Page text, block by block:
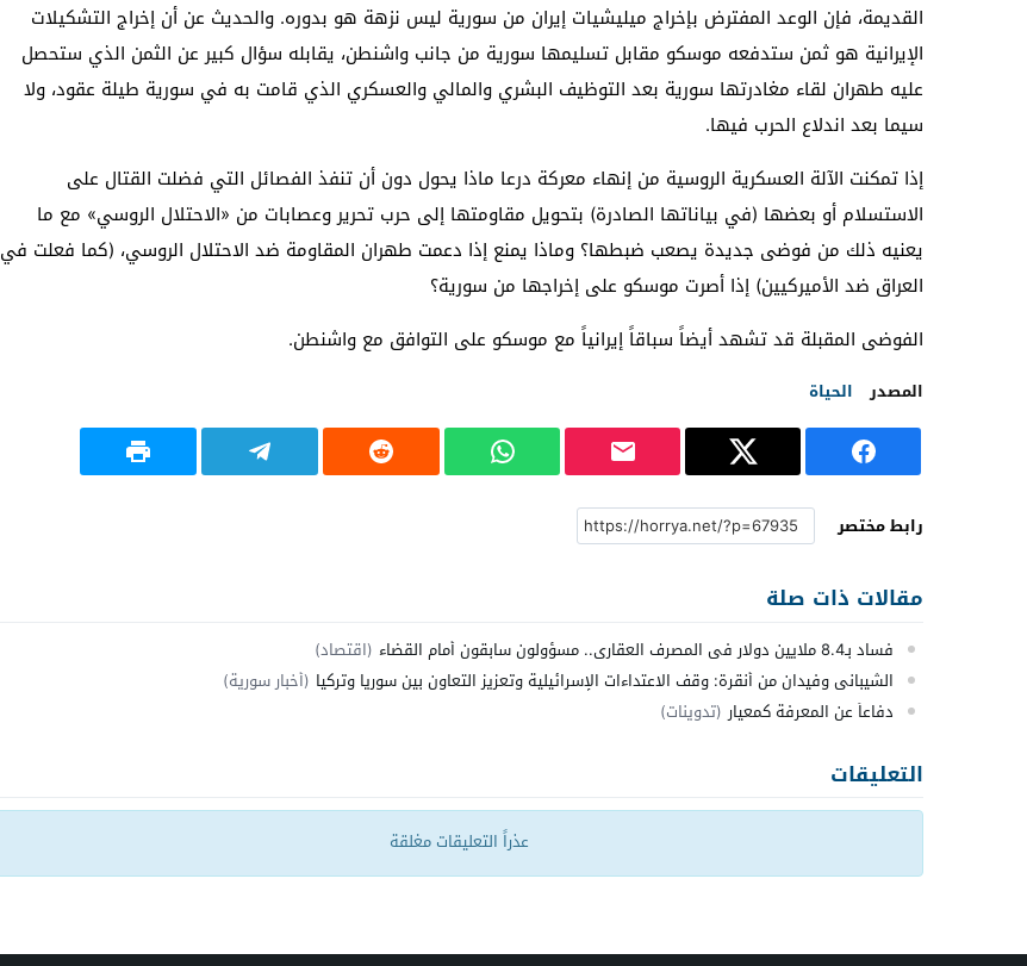
القديمة، فإن الوعد المفترض بإخراج ميليشيات إيران من سورية ليس نزهة هو بدوره. والحديث عن أن إخراج التشكيلات
الإيرانية هو ثمن ستدفعه موسكو مقابل تسليمها سورية من جانب واشنطن، يقابله سؤال كبير عن الثمن الذي ستحصل
عليه طهران لقاء مغادرتها سورية بعد التوظيف البشري والمالي والعسكري الذي قامت به في سورية طيلة عقود، ولا
سيما بعد اندلاع الحرب فيها.
إذا تمكنت الآلة العسكرية الروسية من إنهاء معركة درعا ماذا يحول دون أن تنفذ الفصائل التي فضلت القتال على
الاستسلام أو بعضها (في بياناتها الصادرة) بتحويل مقاومتها إلى حرب تحرير وعصابات من «الاحتلال الروسي» مع ما
يعنيه ذلك من فوضى جديدة يصعب ضبطها؟ وماذا يمنع إذا دعمت طهران المقاومة ضد الاحتلال الروسي، (كما فعلت في
العراق ضد الأميركيين) إذا أصرت موسكو على إخراجها من سورية؟
الفوضى المقبلة قد تشهد أيضاً سباقاً إيرانياً مع موسكو على التوافق مع واشنطن.
المصدر الحياة
رابط مختصر
مقالات ذات صلة
فساد بـ8.4 ملايين دولار في المصرف العقاري.. مسؤولون سابقون أمام القضاء
(اقتصاد)
الشيباني وفيدان من أنقرة: وقف الاعتداءات الإسرائيلية وتعزيز التعاون بين سوريا وتركيا (أخبار سورية)
دفاعاً عن المعرفة كمعيار (تدوينات)
التعليقات
عذراً التعليقات مغلقة